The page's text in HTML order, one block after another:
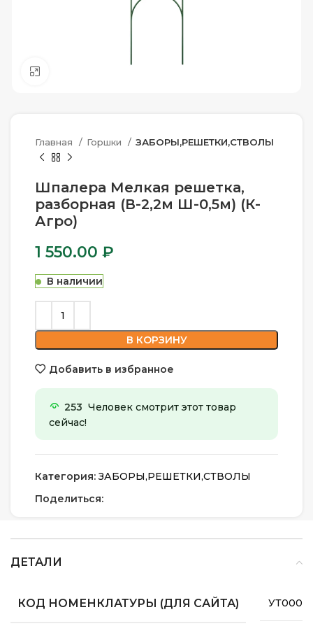
Главная Горшки ЗАБОРЫ,РЕШЕТКИ,СТВОЛЫ
Шпалера Мелкая решетка,
разборная (В-2,2м Ш-0,5м) (К-
Агро)
1 550.00 ₽
В наличии
В КОРЗИНУ
Добавить в избранное
253 Человек смотрит этот товар
сейчас!
Категория: ЗАБОРЫ,РЕШЕТКИ,СТВОЛЫ
Поделиться:
ДЕТАЛИ
КОД НОМЕНКЛАТУРЫ (ДЛЯ САЙТА)